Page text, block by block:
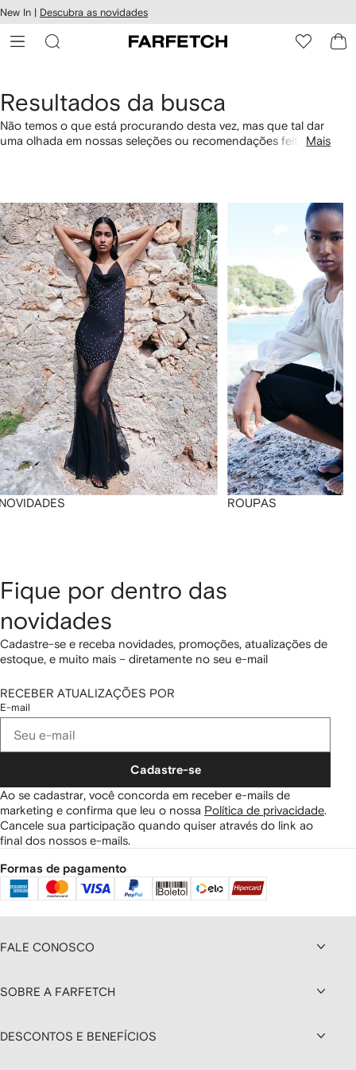
o
New In | Descubra as novidades
Resultados da busca
Não temos o que está procurando desta vez, mas que tal dar
uma olhada em nossas seleções ou recomendações feitasMais
ROUPAS
Fique por dentro das
novidades
Cadastre-se e receba novidades, promoções, atualizações de
estoque, e muito mais – diretamente no seu e-mail
RECEBER ATUALIZAÇÕES POR
E-mail
Cadastre-se
Ao se cadastrar, você concorda em receber e-mails de
marketing e confirma que leu o nossa Política de privacidade.
Cancele sua participação quando quiser através do link ao
final dos nossos e-mails.
Formas de pagamento
FALE CONOSCO
SOBRE A FARFETCH
DESCONTOS E BENEFÍCIOS